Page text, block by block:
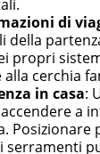
di
della
propri
cerchia
in casa:
a
Posizionare
serramenti